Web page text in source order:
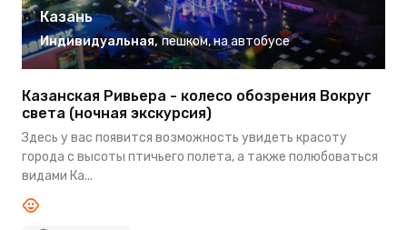
Казань
Индивидуальная, пешком, на автобусе
Казанская Ривьера - колесо обозрения Вокруг
света (ночная экскурсия)
Здесь у вас появится возможность увидеть красоту
города с высоты птичьего полета, а также полюбоваться
видами Ка...